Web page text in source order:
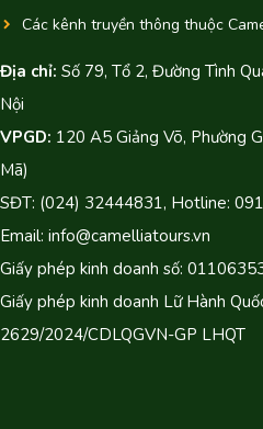
Các kênh truyền thông thuộc
Địa chỉ: Số 79, Tổ 2, Đường Tình
Nội
VPGD: 120 A5 Giảng Võ, Phường
Mã)
SĐT: (024) 32444831, Hotline:
Email: info@camelliatours.vn
Giấy phép kinh doanh số:
Giấy phép kinh doanh Lữ Hành
2629/2024/CDLQGVN-GP LHQT